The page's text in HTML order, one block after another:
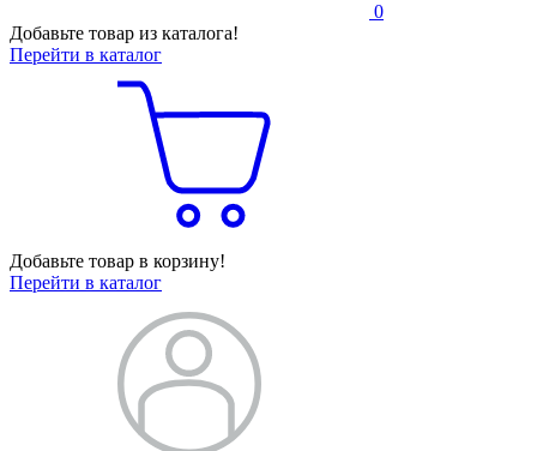
0
Добавьте товар из каталога!
Перейти в каталог
Добавьте товар в корзину!
Перейти в каталог